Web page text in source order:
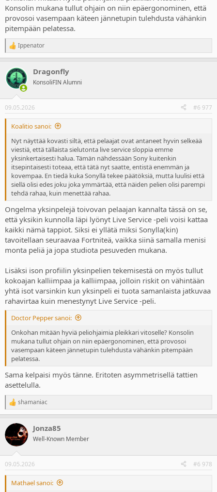
Konsolin mukana tullut ohjain on niin epäergonominen, että
provosoi vasempaan käteen jännetupin tulehdusta vähänkin
pitempään pelatessa.
R
e
c
t
i
s
:
Ippenator
Dragonfly
KonsoliFIN Alumni
09.05.2026 #6 977
Koalitio sanoi:
Nyt näyttää kovasti siltä, että pelaajat ovat antaneet hyvin selkeää
viestiä, että tällaista sielutonta live service sloppia emme
yksinkertaisesti halua. Tämän nähdessään Sony kuitenkin
itsepintaisesti toteaa, että tätä nyt saatte, entistä enemmän ja
kovempaa. En tiedä kuka Sonyllä tekee päätöksiä, mutta luulisi että
siellä olisi edes joku joka ymmärtää, että näiden pelien olisi parempi
tehdä rahaa, kuin menettää rahaa.
Ongelma yksinpelejä toivovan pelaajan kannalta tässä on se,
että yksikin kunnolla läpi lyönyt Live Service -peli voisi kattaa
kaikki nämä tappiot. Siksi ei yllätä miksi Sonylla(kin)
tavoitellaan seuraavaa Fortniteä, vaikka siinä samalla menisi
monta peliä ja jopa studiota pesuveden mukana.
Lisäksi ison profiilin yksinpelien tekemisestä on myös tullut
kokoajan kalliimpaa ja kalliimpaa, jolloin riskit on vähintään
yhtä isot varsinkin kun yksinpeli ei tuota samanlaista jatkuvaa
rahavirtaa kuin menestynyt Live Service -peli.
Doctor Pepper sanoi:
Onkohan mitään hyviä peliohjaimia pleikkari vitoselle? Konsolin
mukana tullut ohjain on niin epäergonominen, että provosoi
vasempaan käteen jännetupin tulehdusta vähänkin pitempään
pelatessa.
Sama kelpaisi myös tänne. Eritoten asymmetrisellä tattien
asettelulla.
R
e
c
t
i
s
:
shamaniac
Jonza85
Well-Known Member
09.05.2026 #6 978
Mathael sanoi: